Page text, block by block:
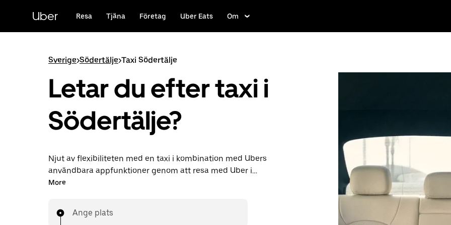
huvudinnehållet
Uber Resa Tjäna Företag Uber Eats Om
Sverige>Södertälje>Taxi Södertälje
Letar du efter taxi i
Södertälje?
Njut av flexibiliteten med en taxi i kombination med Ubers
användbara appfunktioner genom att resa med Uber i
Södertälje. Du kan göra beställningar på begäran för sistan
och få överkomliga förberäknade priser för varje resa. Din
resa är bara några knapptryck bort.
More
Ange plats